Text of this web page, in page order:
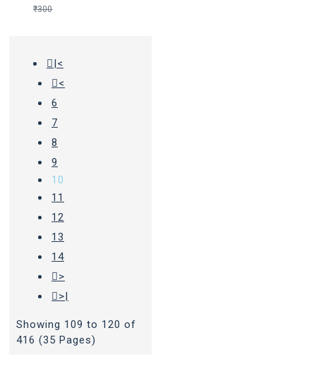
₹300
|<
<
6
7
8
9
10
11
12
13
14
>
>|
Showing 109 to 120 of
416 (35 Pages)